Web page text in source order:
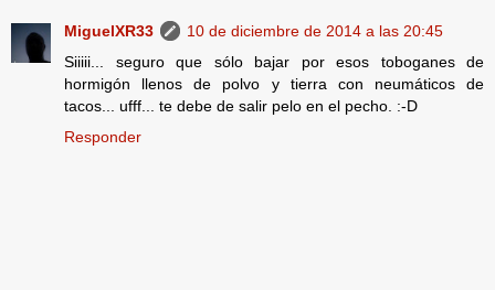
MiguelXR33
10 de diciembre de 2014 a las 20:45
Siiiii... seguro que sólo bajar por esos toboganes de
hormigón llenos de polvo y tierra con neumáticos de
tacos... ufff... te debe de salir pelo en el pecho. :-D
Responder